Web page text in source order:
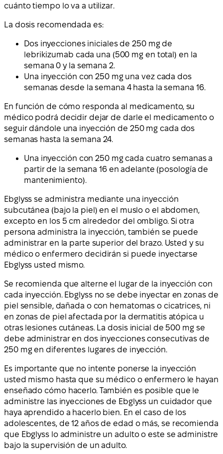
cuánto tiempo lo va a utilizar.
La dosis recomendada es:
Dos inyecciones iniciales de 250 mg de
lebrikizumab cada una (500 mg en total) en la
semana 0 y la semana 2.
Una inyección con 250 mg una vez cada dos
semanas desde la semana 4 hasta la semana 16.
En función de cómo responda al medicamento, su
médico podrá decidir dejar de darle el medicamento o
seguir dándole una inyección de 250 mg cada dos
semanas hasta la semana 24.
Una inyección con 250 mg cada cuatro semanas a
partir de la semana 16 en adelante (posología de
mantenimiento).
Ebglyss se administra mediante una inyección
subcutánea (bajo la piel) en el muslo o el abdomen,
excepto en los 5 cm alrededor del ombligo. Si otra
persona administra la inyección, también se puede
administrar en la parte superior del brazo. Usted y su
médico o enfermero decidirán si puede inyectarse
Ebglyss usted mismo.
Se recomienda que alterne el lugar de la inyección con
cada inyección. Ebglyss no se debe inyectar en zonas de
piel sensible, dañada o con hematomas o cicatrices, ni
en zonas de piel afectada por la dermatitis atópica u
otras lesiones cutáneas. La dosis inicial de 500 mg se
debe administrar en dos inyecciones consecutivas de
250 mg en diferentes lugares de inyección.
Es importante que no intente ponerse la inyección
usted mismo hasta que su médico o enfermero le hayan
enseñado cómo hacerlo. También es posible que le
administre las inyecciones de Ebglyss un cuidador que
haya aprendido a hacerlo bien. En el caso de los
adolescentes, de 12 años de edad o más, se recomienda
que Ebglyss lo administre un adulto o este se administre
bajo la supervisión de un adulto.